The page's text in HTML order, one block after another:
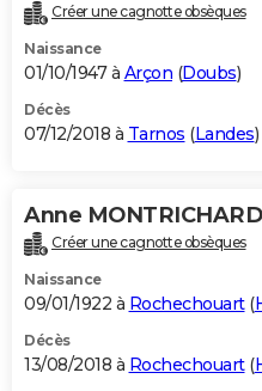
Créer une cagnotte obsèques
Naissance
01/10/1947 à Arçon (Doubs)
Décès
07/12/2018 à Tarnos (Landes)
Anne MONTRICHARD
Créer une cagnotte obsèques
Naissance
09/01/1922 à Rochechouart(
Décès
13/08/2018 à Rochechouart(